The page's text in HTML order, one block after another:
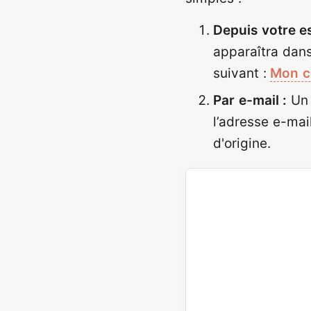
Depuis votre
apparaîtra
suivant : Mon
Par e-mail :
l’adresse e-
d'origine.